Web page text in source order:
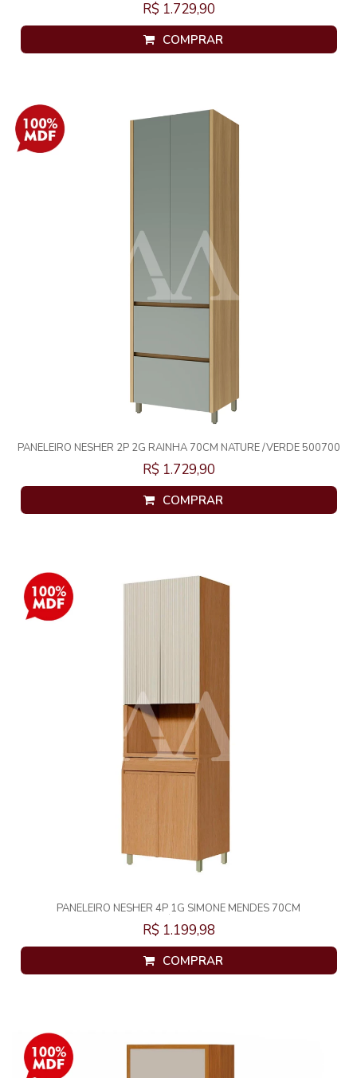
R$ 1.729,90
COMPRAR
PANELEIRO NESHER 2P 2G RAINHA 70CM NATURE /VERDE 500700
R$ 1.729,90
COMPRAR
PANELEIRO NESHER 4P 1G SIMONE MENDES 70CM
CARVALHO/GREIGE 500959
R$ 1.199,98
COMPRAR